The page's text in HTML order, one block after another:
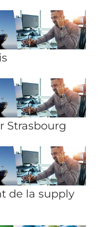
Strasbourg
de la supply